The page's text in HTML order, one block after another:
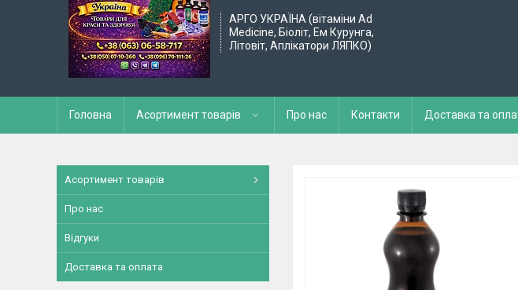
АРГО УКРАЇНА (вітаміни Ad
Medicine, Біоліт, Ем Курунга,
Літовіт, Аплікатори ЛЯПКО)
Головна Асортимент товарів Про нас Контакти Доставка та
Асортимент товарів
Про нас
Відгуки
Доставка та оплата